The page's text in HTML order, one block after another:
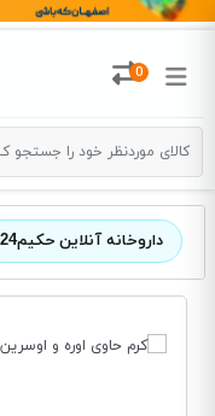
0
داروخانه آنلاین حکیم24